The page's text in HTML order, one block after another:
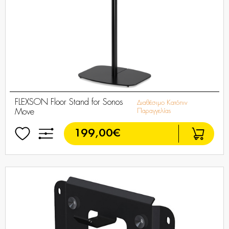
FLEXSON Floor Stand for Sonos
Move
Διαθέσιμο Κατόπιν
Παραγγελίας
199,00€